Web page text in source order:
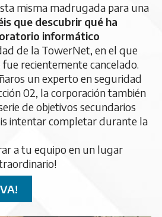
misma madrugada para una
que descubrir qué ha
informático
de la TowerNet, en el que
recientemente cancelado.
un experto en seguridad
02, la corporación también
de objetivos secundarios
intentar completar durante la
a tu equipo en un lugar